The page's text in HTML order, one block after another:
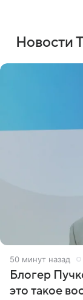
Новости
50 минут назад
Блогер
это такое